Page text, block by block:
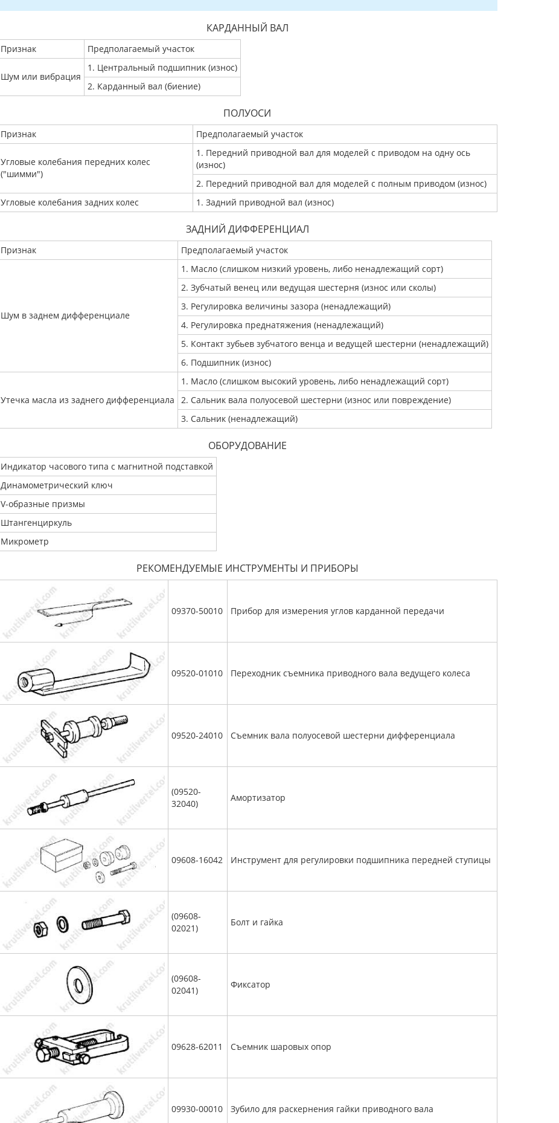
КАРДАННЫЙ ВАЛ
Признак Предполагаемый участок
Шум или вибрация
1. Центральный подшипник (износ)
2. Карданный вал (биение)
ПОЛУОСИ
Признак Предполагаемый участок
Угловые колебания передних колес
("шимми")
1. Передний приводной вал для моделей с приводом на одну ось
(износ)
2. Передний приводной вал для моделей с полным приводом (износ)
Угловые колебания задних колес
1. Задний приводной вал (износ)
ЗАДНИЙ ДИФФЕРЕНЦИАЛ
Признак Предполагаемый участок
Шум в заднем дифференциале
1. Масло (слишком низкий уровень, либо ненадлежащий сорт)
2. Зубчатый венец или ведущая шестерня (износ или сколы)
3. Регулировка величины зазора (ненадлежащий)
4. Регулировка преднатяжения (ненадлежащий)
5. Контакт зубьев зубчатого венца и ведущей шестерни (ненадлежащий)
6. Подшипник (износ)
Утечка масла из заднего дифференциала
1. Масло (слишком высокий уровень, либо ненадлежащий сорт)
2. Сальник вала полуосевой шестерни (износ или повреждение)
3. Сальник (ненадлежащий)
ОБОРУДОВАНИЕ
Индикатор часового типа с магнитной подставкой
Динамометрический ключ
V-образные призмы
Штангенциркуль
Микрометр
РЕКОМЕНДУЕМЫЕ ИНСТРУМЕНТЫ И ПРИБОРЫ
09370-50010 Прибор для измерения углов карданной передачи
09520-01010 Переходник съемника приводного вала ведущего колеса
09520-24010 Съемник вала полуосевой шестерни дифференциала
(09520-
32040)
Амортизатор
09608-16042 Инструмент для регулировки подшипника передней ступицы
(09608-
02021)
Болт и гайка
(09608-
02041)
Фиксатор
09628-62011 Съемник шаровых опор
09930-00010 Зубило для раскернения гайки приводного вала